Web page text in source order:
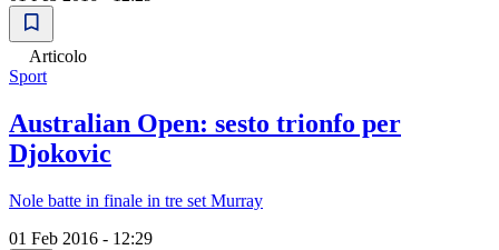
Articolo
Sport
Australian Open: sesto trionfo per
Djokovic
Nole batte in finale in tre set Murray
01 Feb 2016 - 12:29